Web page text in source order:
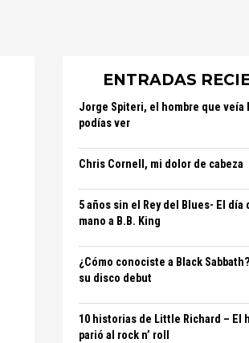
ENTRADAS
Jorge Spiteri, el hombre que veía
podías ver
Chris Cornell, mi dolor de cabeza
5 años sin el Rey del Blues- El día
mano a B.B. King
¿Cómo conociste a Black
su disco debut
10 historias de Little Richard – El
parió al rock n’ roll